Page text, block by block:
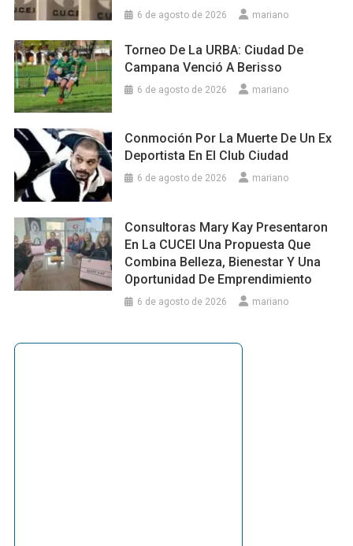
6 de agosto de 2026 mariano
Torneo De La URBA: Ciudad De
Campana Venció A Berisso
6 de agosto de 2026 mariano
Conmoción Por La Muerte De Un Ex
Deportista En El Club Ciudad
6 de agosto de 2026 mariano
Consultoras Mary Kay Presentaron
En La CUCEI Una Propuesta Que
Combina Belleza, Bienestar Y Una
Oportunidad De Emprendimiento
6 de agosto de 2026 mariano